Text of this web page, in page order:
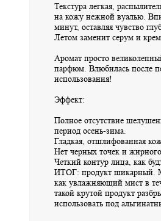
Текстура легкая,
на кожу нежной вуалью.
минут, оставляя чувство
Летом заменит серум и крем.
Аромат просто
парфюм. Влюбилась после
использования!
Эффект:
Полное отсутствие
период осень-зима.
Гладкая, отшлифованная
Нет черных точек и жирного
Четкий контур лица, как
ИТОГ: продукт шикарный.
как увлажняющий мист в
такой крутой продукт
использовать под